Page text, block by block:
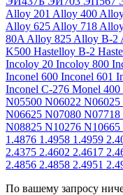
Alloy 201 Alloy 400
Alloy 625 Alloy 718
80A Alloy 825 Alloy B-2
K500 Hastelloy B-2
Incoloy 20 Incoloy 800
Inconel 600 Inconel 601
Inconel C-276 Monel 400
N05500 N06022 N06025
N06625 N07080 N07718
N08825 N10276 N10665
1.4876 1.4958 1.4959
2.4375 2.4602 2.4617
2.4856 2.4858 2.4951
По вашему запросу